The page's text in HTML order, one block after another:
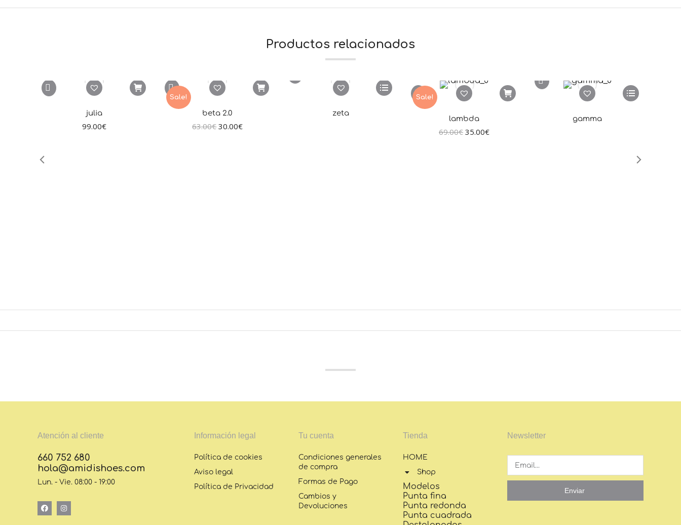
Productos relacionados
julia
99.00€
Sale!
beta 2.0
63.00€ 30.00€
zeta
Sale!
lambda
69.00€ 35.00€
gamma
Atención al cliente
660 752 680
hola@amidishoes.com
Lun. - Vie. 08:00 - 19:00
Información legal
Política de cookies
Aviso legal
Política de Privacidad
Tu cuenta
Condiciones generales
de compra
Formas de Pago
Cambios y
Devoluciones
Tienda
HOME
Shop
Modelos
Punta fina
Punta redonda
Punta cuadrada
Newsletter
Enviar